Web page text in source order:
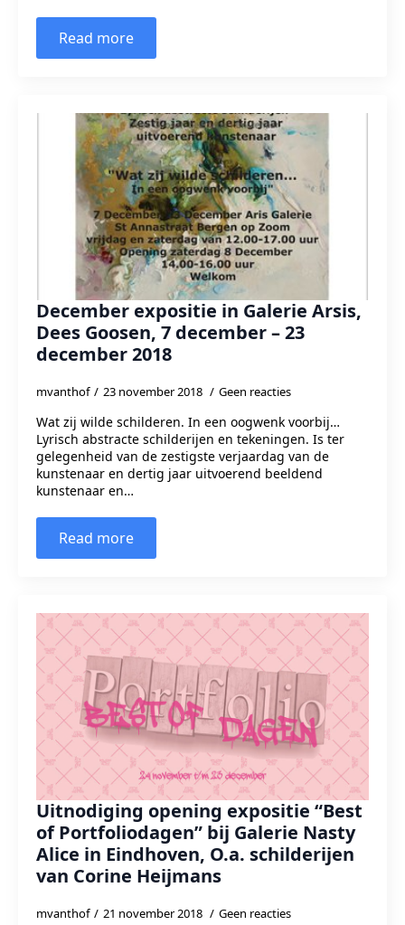
Read more
December expositie in Galerie Arsis,
Dees Goosen, 7 december – 23
december 2018
mvanthof 23 november 2018 Geen reacties
Wat zij wilde schilderen. In een oogwenk voorbij…
Lyrisch abstracte schilderijen en tekeningen. Is ter
gelegenheid van de zestigste verjaardag van de
kunstenaar en dertig jaar uitvoerend beeldend
kunstenaar en…
Read more
Uitnodiging opening expositie “Best
of Portfoliodagen” bij Galerie Nasty
Alice in Eindhoven, O.a. schilderijen
van Corine Heijmans
mvanthof 21 november 2018 Geen reacties